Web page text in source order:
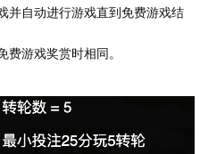
并自动进行游戏直到免费游戏结
游戏奖赏时相同。